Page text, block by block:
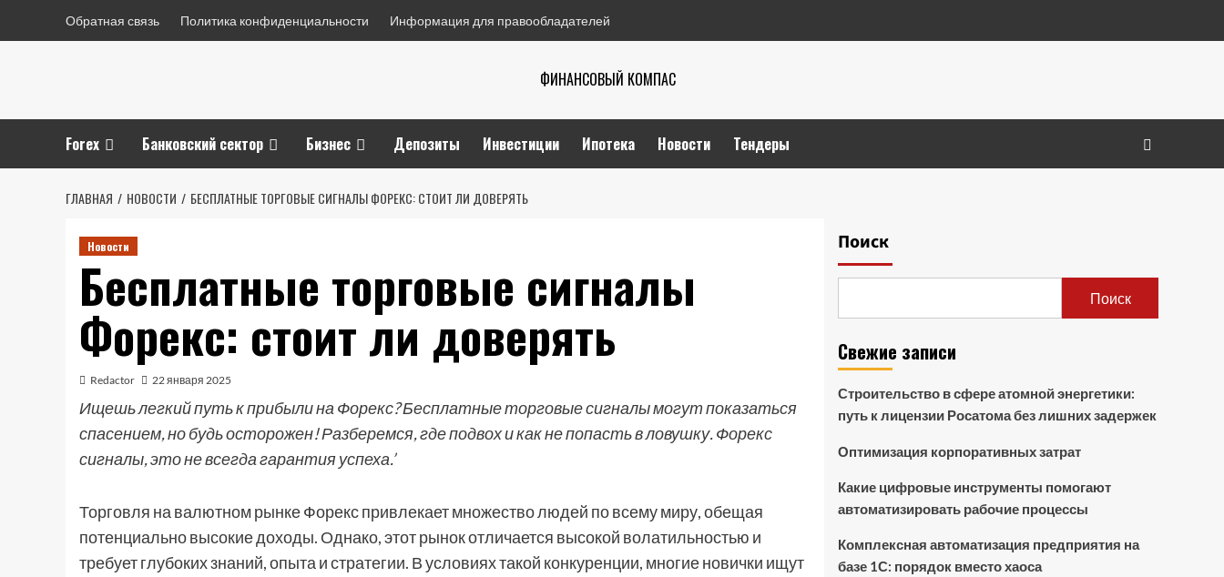
Обратная связь Политика конфиденциальности Информация для правообладателей
ФИНАНСОВЫЙ КОМПАС
Forex Банковский сектор Бизнес Депозиты Инвестиции Ипотека Новости Тендеры
ГЛАВНАЯ НОВОСТИ БЕСПЛАТНЫЕ ТОРГОВЫЕ СИГНАЛЫ ФОРЕКС: СТОИТ ЛИ ДОВЕРЯТЬ
Новости
Бесплатные торговые сигналы
Форекс: стоит ли доверять
Redactor 22 января 2025
Ищешь легкий путь к прибыли на Форекс? Бесплатные торговые сигналы могут показаться
спасением, но будь осторожен! Разберемся, где подвох и как не попасть в ловушку. Форекс
сигналы, это не всегда гарантия успеха.’
Торговля на валютном рынке Форекс привлекает множество людей по всему миру, обещая
потенциально высокие доходы. Однако, этот рынок отличается высокой волатильностью и
требует глубоких знаний, опыта и стратегии. В условиях такой конкуренции, многие новички ищут
Поиск
Поиск
Свежие записи
Строительство в сфере атомной энергетики:
путь к лицензии Росатома без лишних задержек
Оптимизация корпоративных затрат
Какие цифровые инструменты помогают
автоматизировать рабочие процессы
Комплексная автоматизация предприятия на
базе 1С: порядок вместо хаоса